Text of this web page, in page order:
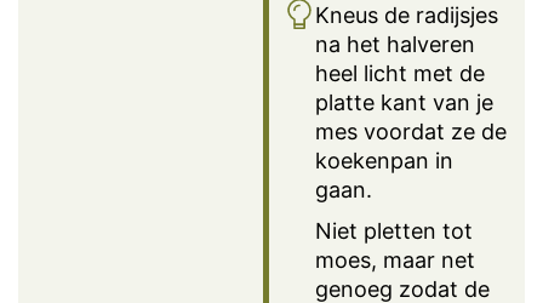
Kneus de radijsjes
na het halveren
heel licht met de
platte kant van je
mes voordat ze de
koekenpan in
gaan.
Niet pletten tot
moes, maar net
genoeg zodat de